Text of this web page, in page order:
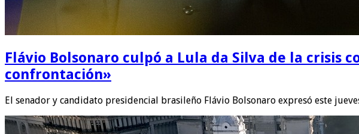
Flávio Bolsonaro culpó a Lula da Silva de la crisis
confrontación»
El senador y candidato presidencial brasileño Flávio Bolsonaro expresó este